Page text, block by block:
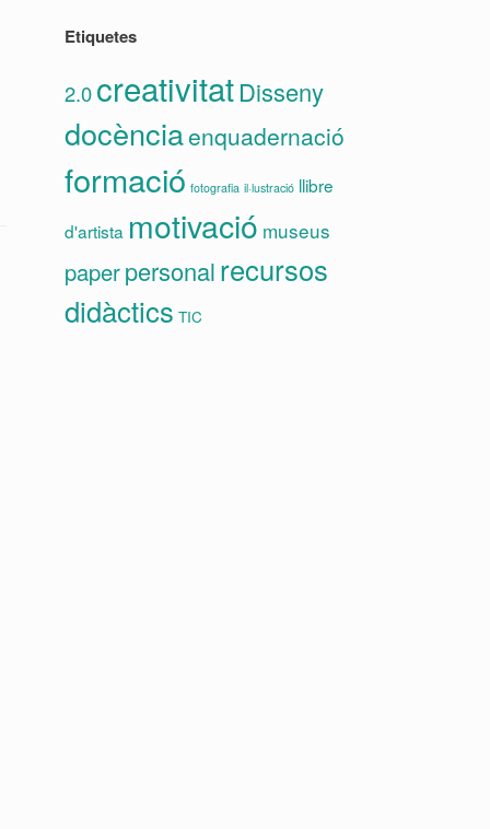
Etiquetes
2.0creativitatDisseny
docènciaenquadernació
formació fotografia il·lustració llibre
d'artista motivació museus
paperpersonalrecursos
didàctics TIC